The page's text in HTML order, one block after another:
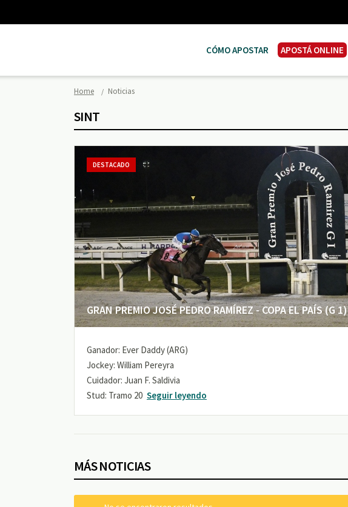
CÓMO APOSTAR APOSTÁ ONLINE
Home Noticias
SINT
GRAN PREMIO JOSÉ PEDRO RAMÍREZ - COPA EL PAÍS (G 1)
DESTACADO
Ganador: Ever Daddy (ARG)
Jockey: William Pereyra
Cuidador: Juan F. Saldivia
Stud: Tramo 20 Seguir leyendo
MÁS NOTICIAS